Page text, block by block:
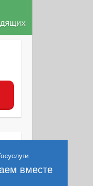
вместе